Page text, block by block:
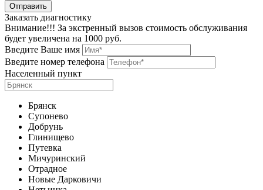
Заказать диагностику
Внимание!!! За экстренный вызов стоимость обслуживания
будет увеличена на 1000 руб.
Введите Ваше имя
Введите номер телефона
Населенный пункт
Брянск
Супонево
Добрунь
Глинищево
Путевка
Мичуринский
Отрадное
Новые Дарковичи